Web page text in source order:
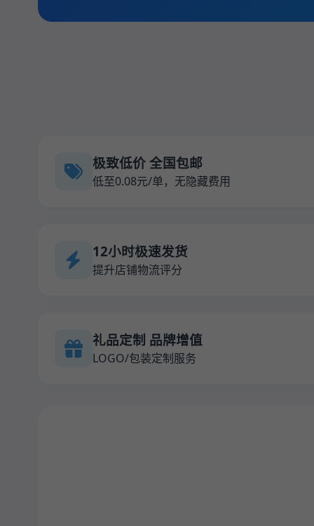
极致低价 全国包邮
低至0.08元/单，无隐藏费用
12小时极速发货
提升店铺物流评分
礼品定制 品牌增值
LOGO/包装定制服务